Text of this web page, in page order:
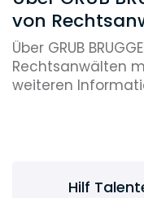
von
Über GRUB
Rechtsanwälten
weiteren
Hilf